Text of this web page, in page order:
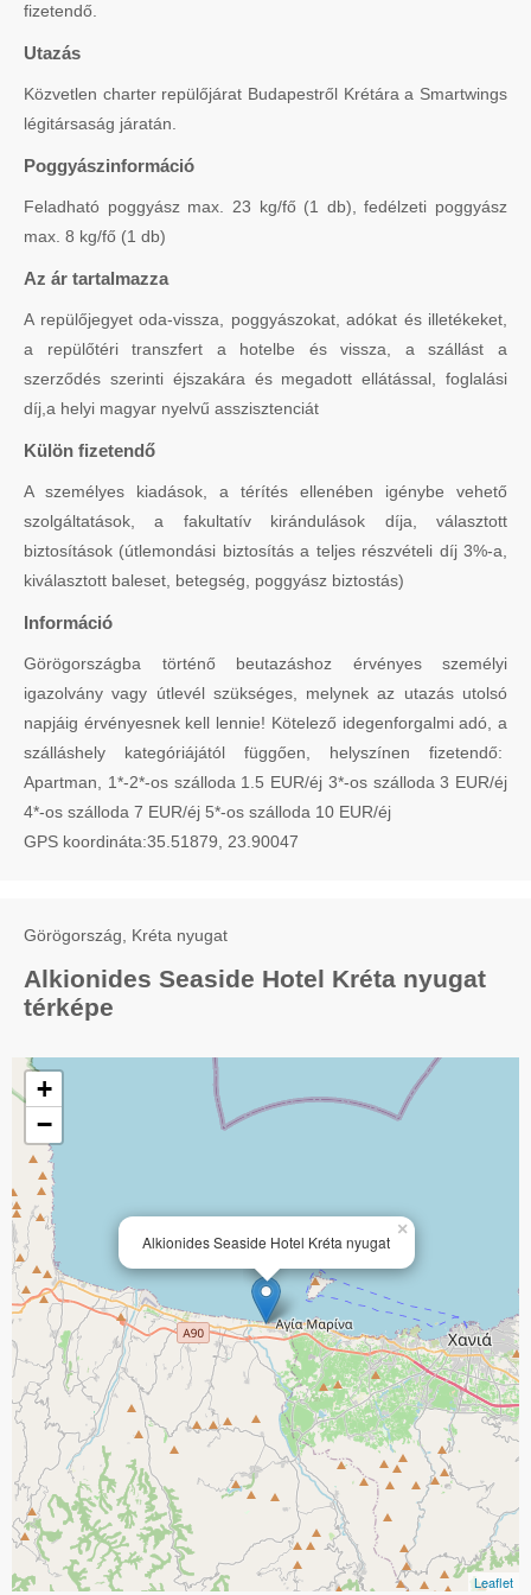
fizetendő.
Utazás
Közvetlen charter repülőjárat Budapestről Krétára a Smartwings
légitársaság járatán.
Poggyászinformáció
Feladható poggyász max. 23 kg/fő (1 db), fedélzeti poggyász
max. 8 kg/fő (1 db)
Az ár tartalmazza
A repülőjegyet oda-vissza, poggyászokat, adókat és illetékeket,
a repülőtéri transzfert a hotelbe és vissza, a szállást a
szerződés szerinti éjszakára és megadott ellátással, foglalási
díj,a helyi magyar nyelvű asszisztenciát
Külön fizetendő
A személyes kiadások, a térítés ellenében igénybe vehető
szolgáltatások, a fakultatív kirándulások díja, választott
biztosítások (útlemondási biztosítás a teljes részvételi díj 3%-a,
kiválasztott baleset, betegség, poggyász biztostás)
Információ
Görögországba történő beutazáshoz érvényes személyi
igazolvány vagy útlevél szükséges, melynek az utazás utolsó
napjáig érvényesnek kell lennie! Kötelező idegenforgalmi adó, a
szálláshely kategóriájától függően, helyszínen fizetendő:
Apartman, 1*-2*-os szálloda 1.5 EUR/éj 3*-os szálloda 3 EUR/éj
4*-os szálloda 7 EUR/éj 5*-os szálloda 10 EUR/éj
GPS koordináta:35.51879, 23.90047
Görögország, Kréta nyugat
Alkionides Seaside Hotel Kréta nyugat
térképe
Alkionides Seaside Hotel Kréta nyugat
×
+
−
Leaflet